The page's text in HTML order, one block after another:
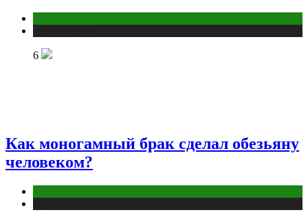
6
Как моногамный брак сделал обезьяну
человеком?